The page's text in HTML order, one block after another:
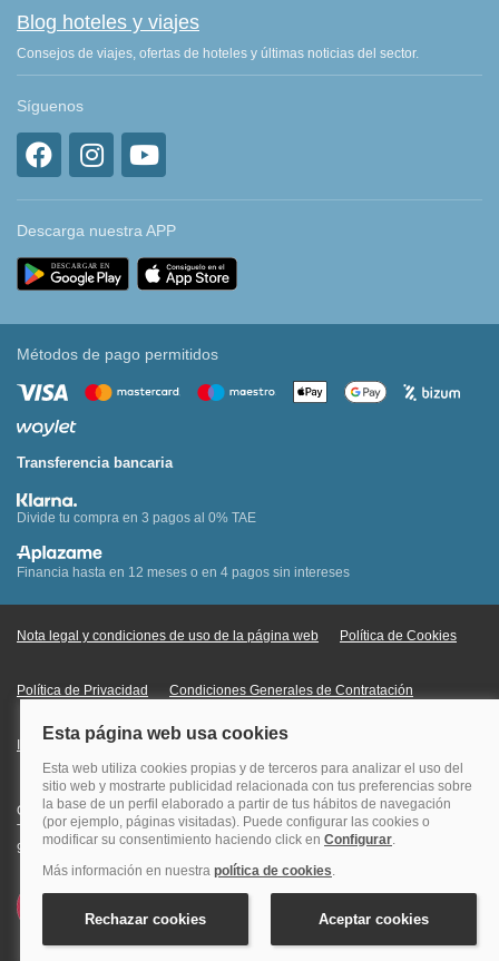
Blog hoteles y viajes
Consejos de viajes, ofertas de hoteles y últimas noticias del sector.
Síguenos
Descarga nuestra APP
Métodos de pago permitidos
Transferencia bancaria
Divide tu compra en 3 pagos al 0% TAE
Financia hasta en 12 meses o en 4 pagos sin intereses
Nota legal y condiciones de uso de la página web Política de Cookies
Política de Privacidad Condiciones Generales de Contratación
Información Legal sobre Mercados en Línea
Quehoteles.com - Especialistas en hoteles © Copyright Veturis Travel S.A.
Todos los derechos reservados. Autorización nº I-AV0000879.4 Tel: +34
915759999